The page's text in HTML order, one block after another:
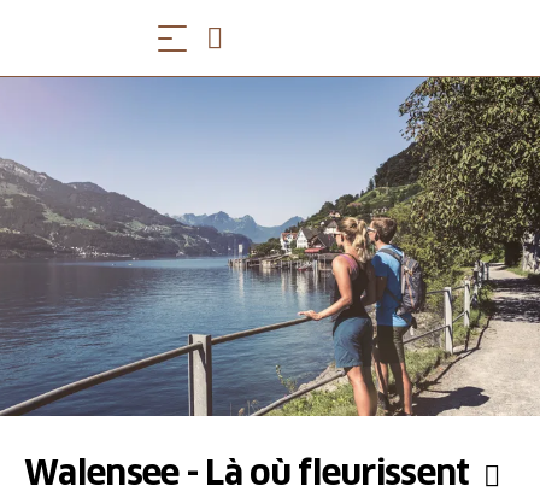
Walensee - Là où fleurissent